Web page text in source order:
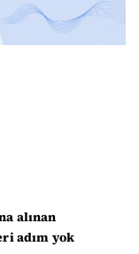
alınan
adım yok